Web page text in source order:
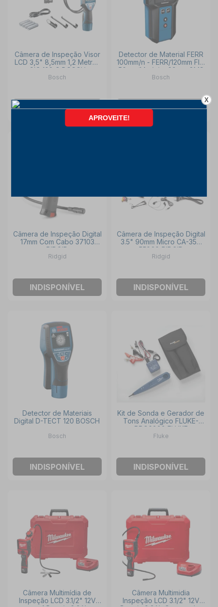
Câmera de Inspeção Visor
LCD 3,5" 8,5mm 1,2 Metros
GIC 120 C BOSCH
Bosch
INDISPONÍVEL
Detector de Material FERR
100mm/n - FERR/120mm FIO
50mm/Madeira 30mm GMS
120-27 BOSCH
Bosch
INDISPONÍVEL
Câmera de Inspeção Digital
17mm Com Cabo 37103
RIDGID
Ridgid
INDISPONÍVEL
Câmera de Inspeção Digital
3.5" 90mm Micro CA-350
55898 RIDGID
Ridgid
INDISPONÍVEL
Detector de Materiais
Digital D-TECT 120 BOSCH
Bosch
INDISPONÍVEL
Kit de Sonda e Gerador de
Tons Analógico FLUKE-
PRO3000 FLUKE
Fluke
INDISPONÍVEL
Câmera Multimídia de
Inspeção LCD 3.1/2" 12V
Câmera Multimidia
Inspeção LCD 3.1/2" 12V
X